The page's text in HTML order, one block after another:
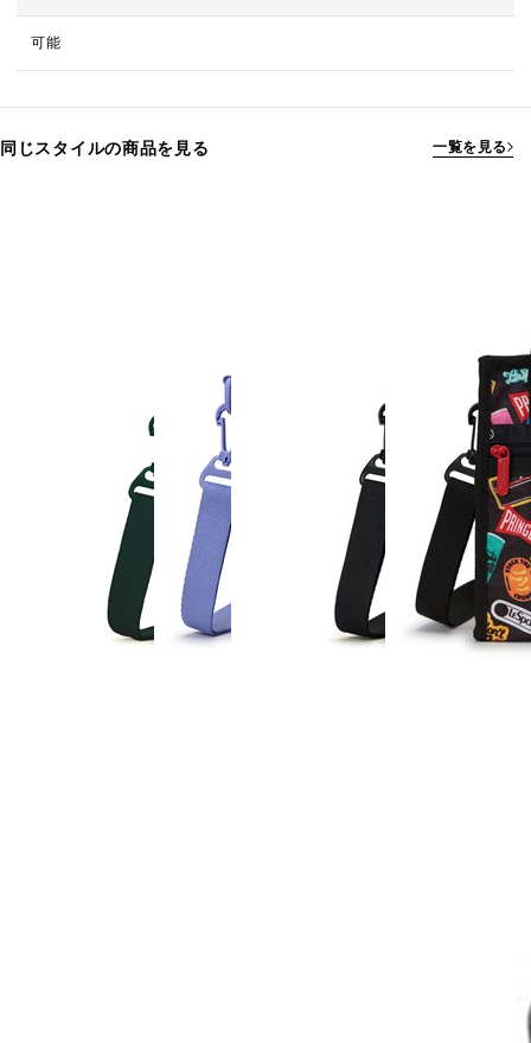
可能
同じスタイルの商品を見る 一覧を見る